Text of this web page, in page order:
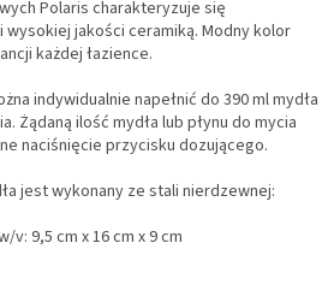
Polaris charakteryzuje się
jakości ceramiką. Modny kolor
każdej łazience.
indywidualnie napełnić do 390 ml mydła
Żądaną ilość mydła lub płynu do mycia
naciśnięcie przycisku dozującego.
jest wykonany ze stali nierdzewnej:
v: 9,5 cm x 16 cm x 9 cm